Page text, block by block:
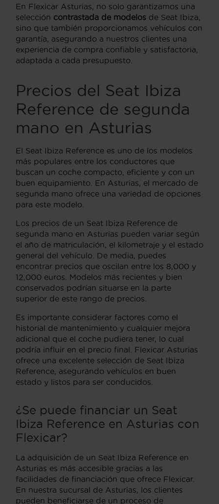
En Flexicar Asturias, no solo garantizamos una
selección contrastada de modelos de Seat Ibiza,
sino que también proporcionamos vehículos con
garantía, asegurando a nuestros clientes una
experiencia de compra confiable y satisfactoria,
adaptada a cada presupuesto.
Precios del Seat Ibiza
Reference de segunda
mano en Asturias
El Seat Ibiza Reference es uno de los modelos
más populares entre los conductores que
buscan un coche compacto, eficiente y con un
buen equipamiento. En Asturias, el mercado de
segunda mano ofrece una variedad de opciones
para este modelo.
Los precios de un Seat Ibiza Reference de
segunda mano en Asturias pueden variar según
el año de matriculación, el kilometraje y el estado
general del vehículo. De media, puedes
encontrar precios que oscilan entre los 8,000 y
12,000 euros. Modelos más recientes y bien
conservados podrían situarse en la parte
superior de este rango de precios.
Es importante considerar factores como el
historial de mantenimiento y cualquier mejora
adicional que el coche pudiera tener, lo cual
podría influir en el precio final. Flexicar Asturias
ofrece una excelente selección de Seat Ibiza
Reference, asegurando vehículos en buen
estado y listos para ser conducidos.
¿Se puede financiar un Seat
Ibiza Reference en Asturias con
Flexicar?
La adquisición de un Seat Ibiza Reference en
Asturias es más accesible gracias a las
facilidades de financiación que ofrece Flexicar.
En nuestra sucursal de Asturias, los clientes
pueden beneficiarse de un proceso de